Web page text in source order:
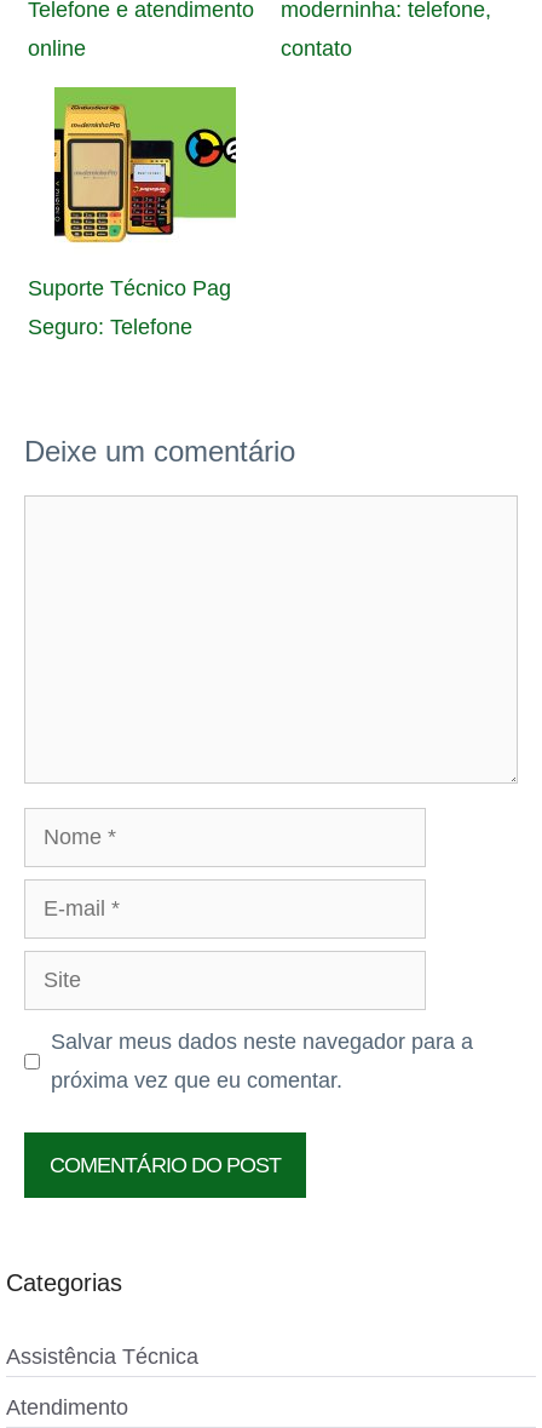
Telefone e atendimento
online
moderninha: telefone,
contato
Suporte Técnico Pag
Seguro: Telefone
Deixe um comentário
Nome
mail
Site
Salvar meus dados neste navegador para a
próxima vez que eu comentar.
Categorias
Assistência Técnica
Atendimento